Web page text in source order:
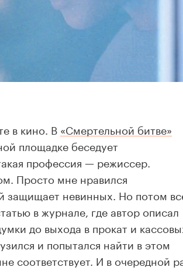
в кино. В «Смертельной битве»
площадке беседует
профессия — режиссер.
Просто мне нравился
защищает невинных. Но потом
в журнале, где автор описал
до выхода в прокат и
и попытался найти в этом
соответствует. И в очередной